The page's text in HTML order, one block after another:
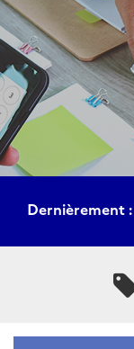
Dernièrement :